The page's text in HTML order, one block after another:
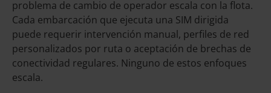
problema de cambio de operador escala con la flota.
Cada embarcación que ejecuta una SIM dirigida
puede requerir intervención manual, perfiles de red
personalizados por ruta o aceptación de brechas de
conectividad regulares. Ninguno de estos enfoques
escala.